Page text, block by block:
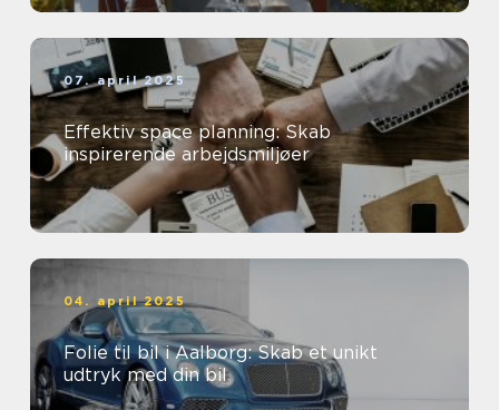
07. april 2025
Effektiv space planning: Skab
inspirerende arbejdsmiljøer
04. april 2025
Folie til bil i Aalborg: Skab et unikt
udtryk med din bil